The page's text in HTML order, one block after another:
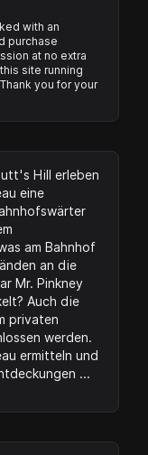
with an
purchase
at no extra
site running
you for your
Hill erleben
eine
am Bahnhof
an die
Mr. Pinkney
Auch die
privaten
werden.
ermitteln und
...